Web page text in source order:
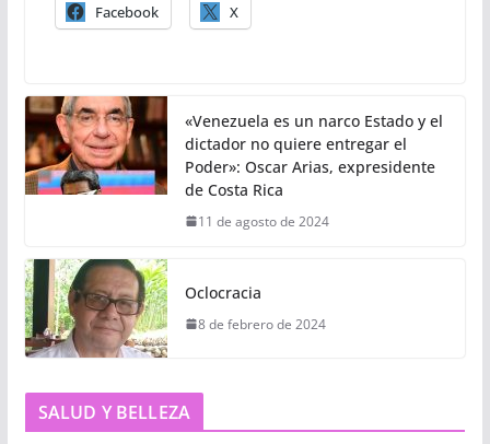
Facebook X
«Venezuela es un narco Estado y el
dictador no quiere entregar el
Poder»: Oscar Arias, expresidente
de Costa Rica
11 de agosto de 2024
Oclocracia
8 de febrero de 2024
SALUD Y BELLEZA